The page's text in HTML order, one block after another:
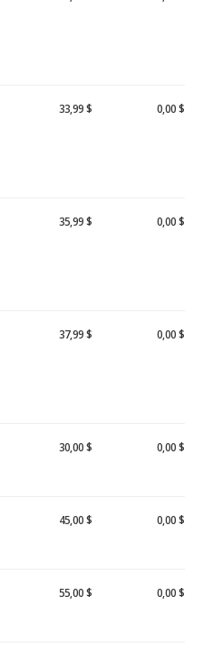
33,99 $ 0,00 $
35,99 $ 0,00 $
37,99 $ 0,00 $
30,00 $ 0,00 $
45,00 $ 0,00 $
55,00 $ 0,00 $